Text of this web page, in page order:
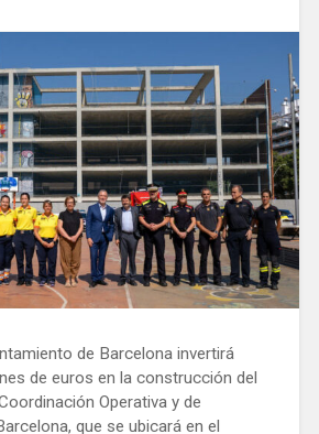
de Barcelona invertirá
de euros en la construcción del
Operativa y de
que se ubicará en el